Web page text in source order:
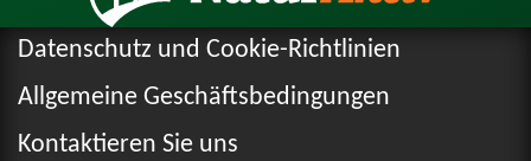
Datenschutz und Cookie-Richtlinien
Allgemeine Geschäftsbedingungen
Kontaktieren Sie uns